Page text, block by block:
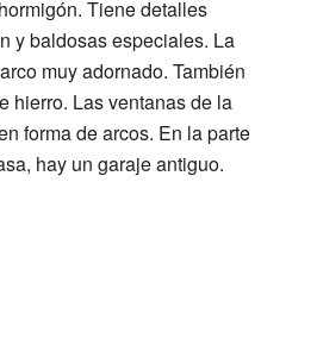
Tiene detalles
y baldosas especiales. La
muy adornado. También
hierro. Las ventanas de la
forma de arcos. En la parte
hay un garaje antiguo.